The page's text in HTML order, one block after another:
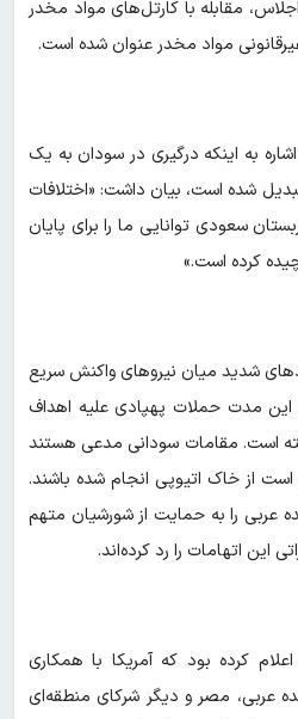
مقابله با کارتل‌های مواد مخدر
مواد مخدر عنوان شده است.
به اینکه درگیری در سودان به یک
شده است، بیان داشت: «اختلافات
سعودی توانایی ما را برای پایان
کرده است.»
۲۰۲۳ صحنه نبردهای شدید میان نیروهای واکنش سریع
مدت حملات پهپادی علیه اهداف
است. مقامات سودانی مدعی هستند
از خاک اتیوپی انجام شده باشند.
عربی را به حمایت از شورشیان متهم
این اتهامات را رد کرده‌اند.
کرده بود که آمریکا با همکاری
عربی، مصر و دیگر شرکای منطقه‌ای